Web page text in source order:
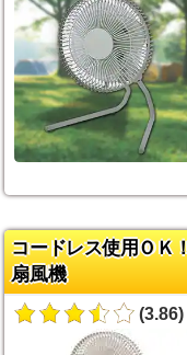
コードレス使用ＯＫ
扇風機
(3.86)